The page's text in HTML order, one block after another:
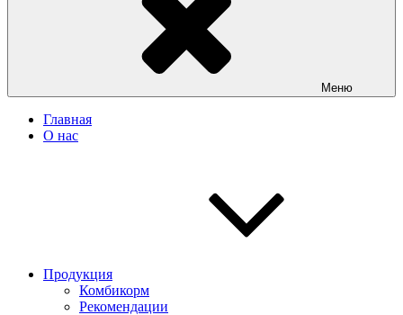
Меню
Главная
О нас
Продукция
Комбикорм
Рекомендации